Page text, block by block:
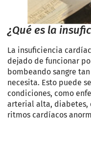
¿Qué es la
La insuficiencia
dejado de funcionar
bombeando sangre
necesita. Esto puede
condiciones, como
arterial alta, diabetes,
ritmos cardíacos